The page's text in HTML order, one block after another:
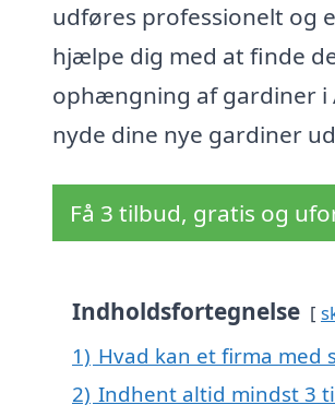
udføres professionelt og
hjælpe dig med at finde
ophængning af gardiner i
nyde dine nye gardiner
Få 3 tilbud, gratis og
Indholdsfortegnelse
1) Hvad kan et firma
2) Indhent altid mindst 3